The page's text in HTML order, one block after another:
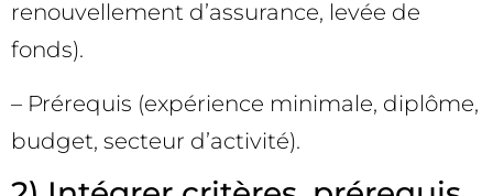
renouvellement d’assurance, levée de
fonds).
– Prérequis (expérience minimale, diplôme,
budget, secteur d’activité).